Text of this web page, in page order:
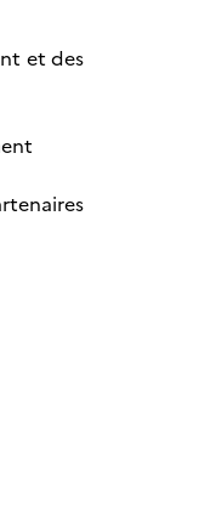
et des